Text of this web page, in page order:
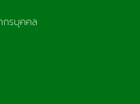
กรบุคคล